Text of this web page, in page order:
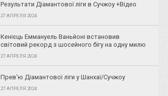
Результати Діамантової ліги в Сучжоу +Відео
27 АПРЕЛЯ 2024
Кенієць Еммануель Ваньйоні встановив
світовий рекорд з шосейного бігу на одну милю
27 АПРЕЛЯ 2024
Прев'ю Діамантової ліги у Шанхаї/Сучжоу
27 АПРЕЛЯ 2024